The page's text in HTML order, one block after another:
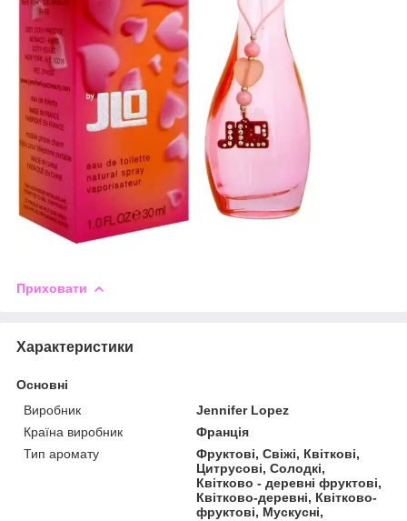
Приховати
Характеристики
Основні
Виробник
Jennifer Lopez
Країна виробник
Франція
Тип аромату
Фруктові, Свіжі, Квіткові,
Цитрусові, Солодкі,
Квітково - деревні фруктові,
Квітково-деревні, Квітково-
фруктові, Мускусні,